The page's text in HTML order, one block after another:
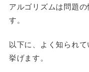
アルゴリズムは問題
す。
以下に、よく知られ
挙げます。